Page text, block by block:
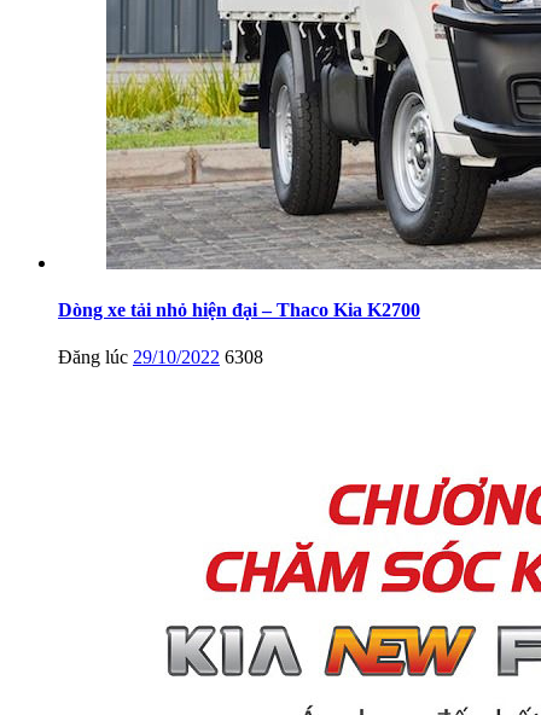
Dòng xe tải nhỏ hiện đại – Thaco Kia K2700
Đăng lúc 29/10/2022 6308